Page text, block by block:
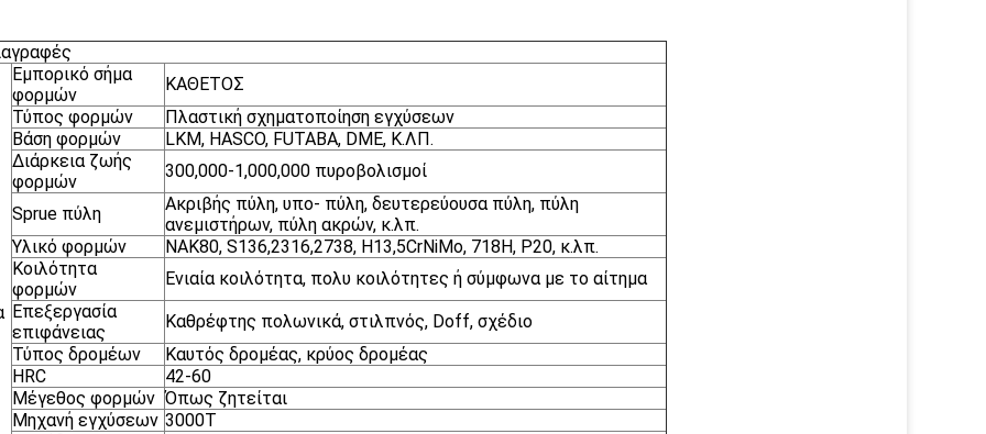
Εμπορικό σήμα
φορμών
ΚΑΘΕΤΟΣ
Τύπος φορμών
Πλαστική σχηματοποίηση εγχύσεων
Βάση φορμών
LKM, HASCO, FUTABA, DME, Κ.ΛΠ.
Διάρκεια ζωής
φορμών
300,000-1,000,000 πυροβολισμοί
Sprue πύλη
Ακριβής πύλη, υπο- πύλη, δευτερεύουσα πύλη, πύλη
ανεμιστήρων, πύλη ακρών, κ.λπ.
Υλικό φορμών
NAK80, S136,2316,2738, H13,5CrNiMo, 718H, P20, κ.λπ.
Κοιλότητα
φορμών
Ενιαία κοιλότητα, πολυ κοιλότητες ή σύμφωνα με το αίτημα
Επεξεργασία
επιφάνειας
Καθρέφτης πολωνικά, στιλπνός, Doff, σχέδιο
Τύπος δρομέων
Καυτός δρομέας, κρύος δρομέας
HRC
42-60
Μέγεθος φορμών Όπως ζητείται
Μηχανή εγχύσεων 3000T